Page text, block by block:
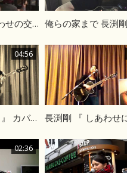
長渕剛 「待ち合わせの交差点」カバー 路上ライブ
04:56
長渕剛 『 とんぼ 』 カバー
02:36